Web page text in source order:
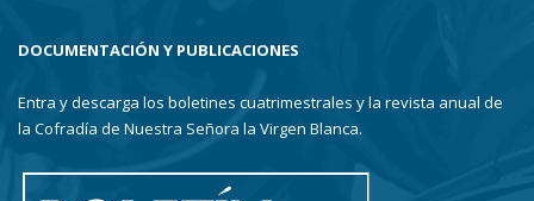
DOCUMENTACIÓN Y PUBLICACIONES
Entra y descarga los boletines cuatrimestrales y la revista anual de
la Cofradía de Nuestra Señora la Virgen Blanca.